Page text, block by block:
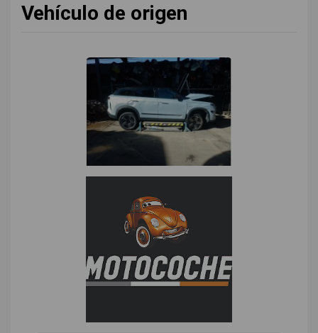
Vehículo de origen